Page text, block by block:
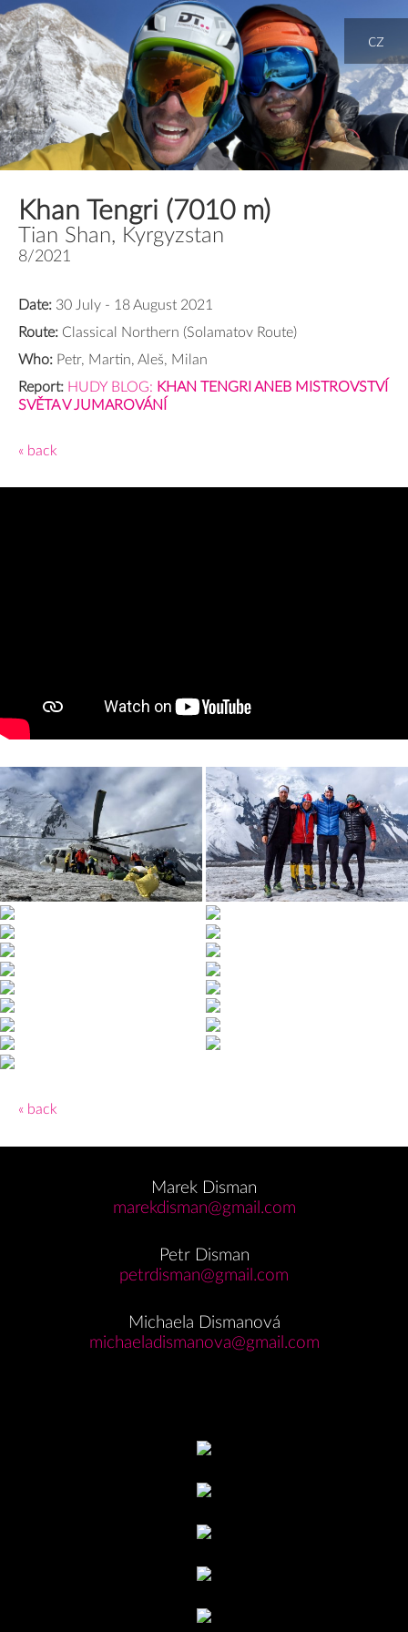
cz
Khan Tengri (7010 m)
Tian Shan, Kyrgyzstan
8/2021
Date: 30 July - 18 August 2021
Route: Classical Northern (Solamatov Route)
Who: Petr, Martin, Aleš, Milan
Report: HUDY BLOG: KHAN TENGRI ANEB MISTROVSTVÍ
SVĚTA V JUMAROVÁNÍ
« back
« back
Marek Disman
marekdisman@gmail.com
Petr Disman
petrdisman@gmail.com
Michaela Dismanová
michaeladismanova@gmail.com